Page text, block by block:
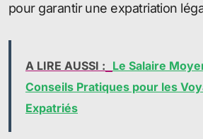
pour garantir une expatriation
A LIRE AUSSI : Le Salaire
Conseils Pratiques pour les
Expatriés